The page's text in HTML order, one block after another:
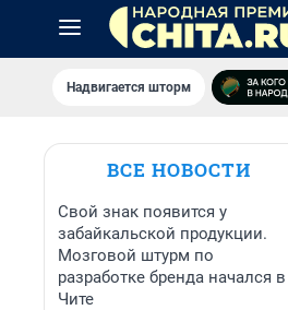
Надвигается шторм
ВСЕ НОВОСТИ
Свой знак появится у
забайкальской продукции.
Мозговой штурм по
разработке бренда начался в
Чите